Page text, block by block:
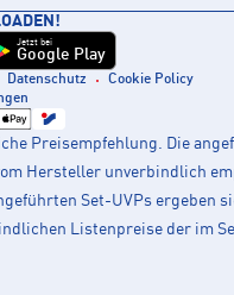
Jetzt bei
Google Play
Datenschutz
Cookie Policy
Preisempfehlung. Die
Hersteller unverbindlich
Set-UVPs ergeben
Listenpreise der im